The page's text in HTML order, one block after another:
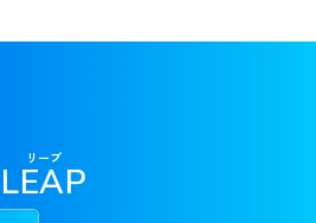
LEAP
リープ